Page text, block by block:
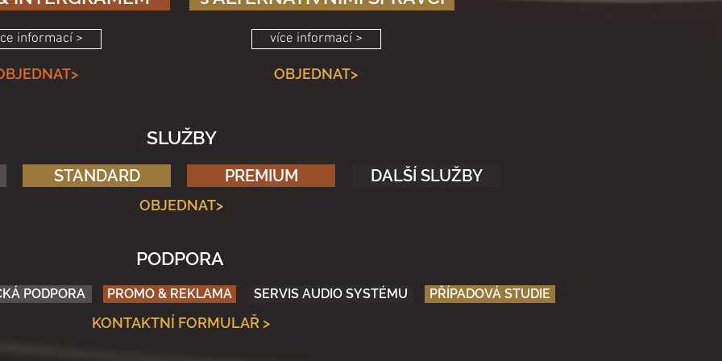
informací > více informací >
SLUŽBY
STANDARD PREMIUM DALŠÍ SLUŽBY
PODPORA
PODPORA PROMO & REKLAMA SERVIS AUDIO SYSTÉMU PŘÍPADOVÁ STUDIE
OBJEDNAT>
OBJEDNAT>
KONTAKTNÍ FORMULAŘ >